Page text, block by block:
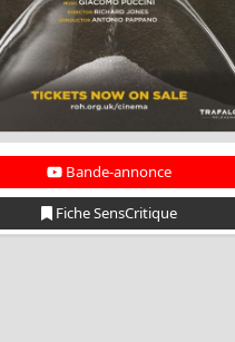
Bande-annonce
Fiche SensCritique